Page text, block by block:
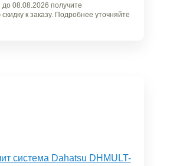
08.08.2026 получите
к заказу. Подробнее уточняйте